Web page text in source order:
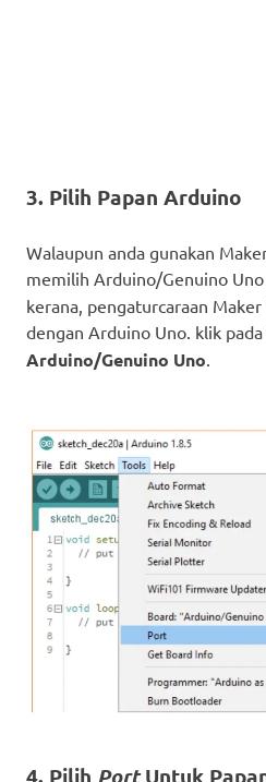
3. Pilih Papan Arduino
Walaupun anda gunakan
memilih Arduino/Genuino Uno
kerana, pengaturcaraan
dengan Arduino Uno. klik pada
Arduino/Genuino Uno
4. Pilih PortUntuk